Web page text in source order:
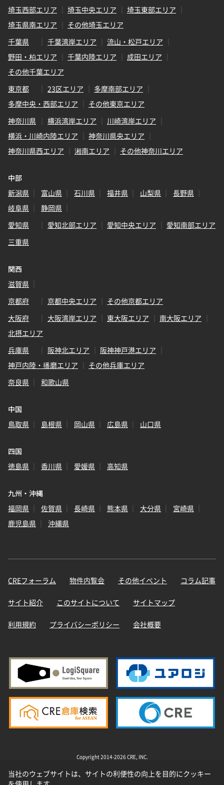
埼玉西部エリア
埼玉中央エリア
埼玉東部エリア
埼玉県南エリア
その他埼玉エリア
千葉県
千葉湾岸エリア
流山・松戸エリア
野田・柏エリア
千葉内陸エリア
成田エリア
その他千葉エリア
東京都
23区エリア
多摩南部エリア
多摩中央・西部エリア
その他東京エリア
神奈川県
横浜湾岸エリア
川崎湾岸エリア
横浜・川崎内陸エリア
神奈川県央エリア
神奈川県西エリア
湘南エリア その他神奈川エリア
中部
新潟県
富山県 石川県 福井県 山梨県
長野県
岐阜県
静岡県
愛知県
愛知北部エリア 愛知中央エリア
愛知南部エリア
三重県
関西
滋賀県
京都府
京都中央エリア
その他京都エリア
大阪府
大阪湾岸エリア 東大阪エリア
南大阪エリア
北摂エリア
兵庫県
阪神北エリア
阪神神戸港エリア
神戸内陸・播磨エリア
その他兵庫エリア
奈良県
和歌山県
中国
鳥取県
島根県 岡山県 広島県 山口県
四国
徳島県
香川県 愛媛県 高知県
九州・沖縄
福岡県
佐賀県 長崎県 熊本県 大分県
宮崎県
鹿児島県
沖縄県
CREフォーラム 物件内覧会 その他イベント コラム記事
サイト紹介 このサイトについて サイトマップ
利用規約 プライバシーポリシー 会社概要
Copyright 2014-2026 CRE, INC.
当社のウェブサイトは、サイトの利便性の向上を目的にクッキー